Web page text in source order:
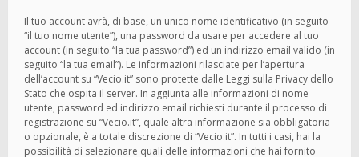
Il tuo account avrà, di base, un unico nome identificativo (in seguito
“il tuo nome utente”), una password da usare per accedere al tuo
account (in seguito “la tua password”) ed un indirizzo email valido (in
seguito “la tua email”). Le informazioni rilasciate per l’apertura
dell’account su “Vecio.it” sono protette dalle Leggi sulla Privacy dello
Stato che ospita il server. In aggiunta alle informazioni di nome
utente, password ed indirizzo email richiesti durante il processo di
registrazione su “Vecio.it”, quale altra informazione sia obbligatoria
o opzionale, è a totale discrezione di “Vecio.it”. In tutti i casi, hai la
possibilità di selezionare quali delle informazioni che hai fornito